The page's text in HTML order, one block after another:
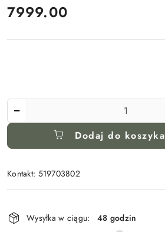
cena:
7999.00
Dodaj do koszyka
Kontakt: 519703802
i
Wysyłka w ciągu:
48 godzin